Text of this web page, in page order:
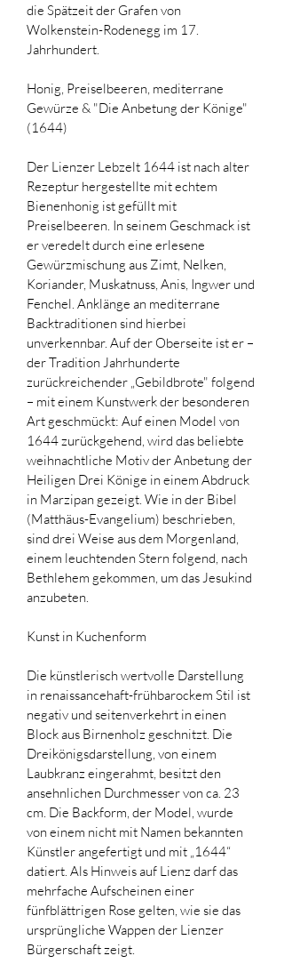
die Spätzeit der Grafen von
Wolkenstein-Rodenegg im 17.
Jahrhundert.
Honig, Preiselbeeren, mediterrane
Gewürze & "Die Anbetung der Könige"
(1644)
Der Lienzer Lebzelt 1644 ist nach alter
Rezeptur hergestellte mit echtem
Bienenhonig ist gefüllt mit
Preiselbeeren. In seinem Geschmack ist
er veredelt durch eine erlesene
Gewürzmischung aus Zimt, Nelken,
Koriander, Muskatnuss, Anis, Ingwer und
Fenchel. Anklänge an mediterrane
Backtraditionen sind hierbei
unverkennbar. Auf der Oberseite ist er –
der Tradition Jahrhunderte
zurückreichender „Gebildbrote" folgend
– mit einem Kunstwerk der besonderen
Art geschmückt: Auf einen Model von
1644 zurückgehend, wird das beliebte
weihnachtliche Motiv der Anbetung der
Heiligen Drei Könige in einem Abdruck
in Marzipan gezeigt. Wie in der Bibel
(Matthäus-Evangelium) beschrieben,
sind drei Weise aus dem Morgenland,
einem leuchtenden Stern folgend, nach
Bethlehem gekommen, um das Jesukind
anzubeten.
Kunst in Kuchenform
Die künstlerisch wertvolle Darstellung
in renaissancehaft-frühbarockem Stil ist
negativ und seitenverkehrt in einen
Block aus Birnenholz geschnitzt. Die
Dreikönigsdarstellung, von einem
Laubkranz eingerahmt, besitzt den
ansehnlichen Durchmesser von ca. 23
cm. Die Backform, der Model, wurde
von einem nicht mit Namen bekannten
Künstler angefertigt und mit „1644“
datiert. Als Hinweis auf Lienz darf das
mehrfache Aufscheinen einer
fünfblättrigen Rose gelten, wie sie das
ursprüngliche Wappen der Lienzer
Bürgerschaft zeigt.